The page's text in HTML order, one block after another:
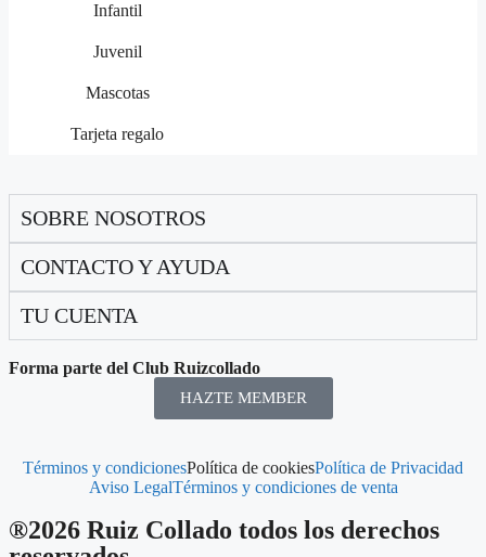
Infantil
Juvenil
Mascotas
Tarjeta regalo
SOBRE NOSOTROS
CONTACTO Y AYUDA
TU CUENTA
Forma parte del Club Ruizcollado
HAZTE MEMBER
Términos y condicionesPolítica de cookiesPolítica de Privacidad
Aviso LegalTérminos y condiciones de venta
®2026 Ruiz Collado todos los derechos